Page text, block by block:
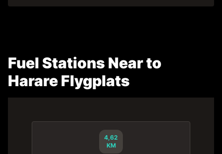
Fuel Stations Near to
Harare Flygplats
4,62
KM